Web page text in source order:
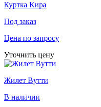
Куртка Кира
Под заказ
Цена по запросу
Уточнить цену
Жилет Вутти
В наличии